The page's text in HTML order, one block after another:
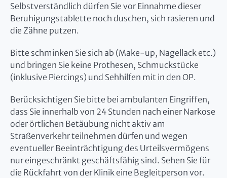
Selbstverständlich dürfen Sie vor Einnahme dieser
Beruhigungstablette noch duschen, sich rasieren und
die Zähne putzen.
Bitte schminken Sie sich ab (Make-up, Nagellack etc.)
und bringen Sie keine Prothesen, Schmuckstücke
(inklusive Piercings) und Sehhilfen mit in den OP.
Berücksichtigen Sie bitte bei ambulanten Eingriffen,
dass Sie innerhalb von 24 Stunden nach einer Narkose
oder örtlichen Betäubung nicht aktiv am
Straßenverkehr teilnehmen dürfen und wegen
eventueller Beeinträchtigung des Urteilsvermögens
nur eingeschränkt geschäftsfähig sind. Sehen Sie für
die Rückfahrt von der Klinik eine Begleitperson vor.